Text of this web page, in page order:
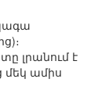
լրանում է
մեկ ամիս